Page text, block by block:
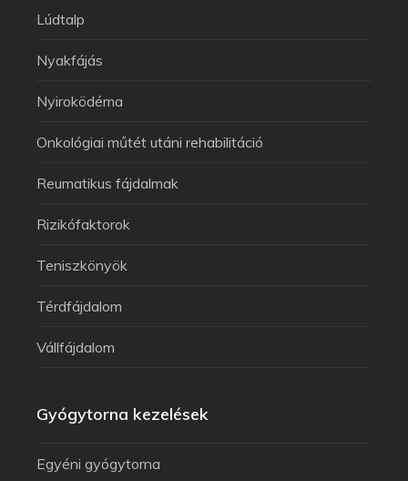
Lúdtalp
Nyakfájás
Nyiroködéma
Onkológiai műtét utáni rehabilitáció
Reumatikus fájdalmak
Rizikófaktorok
Teniszkönyök
Térdfájdalom
Vállfájdalom
Gyógytorna kezelések
Egyéni gyógytorna